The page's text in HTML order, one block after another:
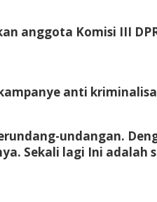
anggota Komisi III
anti
undangan.
Sekali lagi Ini adalah